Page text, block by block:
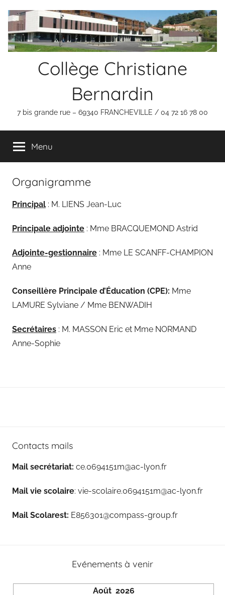
au
contenu
Collège Christiane
Bernardin
7 bis grande rue – 69340 FRANCHEVILLE / 04 72 16 78 00
Menu
Organigramme
Principal : M. LIENS Jean-Luc
Principale adjointe : Mme BRACQUEMOND Astrid
Adjointe-gestionnaire : Mme LE SCANFF-CHAMPION
Anne
Conseillère Principale d’Éducation (CPE): Mme
LAMURE Sylviane / Mme BENWADIH
Secrétaires : M. MASSON Eric et Mme NORMAND
Anne-Sophie
Contacts mails
Mail secrétariat: ce.0694151m@ac-lyon.fr
Mail vie scolaire: vie-scolaire.0694151m@ac-lyon.fr
Mail Scolarest: E856301@compass-group.fr
Evénements à venir
Août 2026